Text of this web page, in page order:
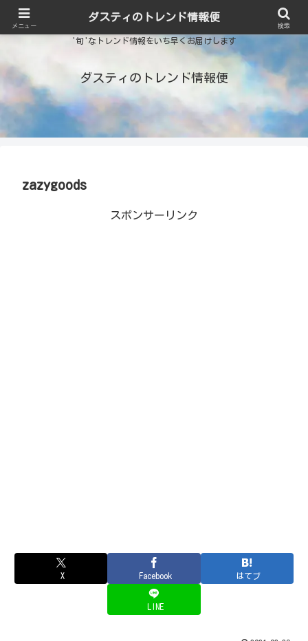
'旬'なトレンド情報をいち早くお届けします
ダスティのトレンド情報便
zazygoods
スポンサーリンク
X Facebook はてブ
LINE
メニュー
ダスティのトレンド情報便
検索